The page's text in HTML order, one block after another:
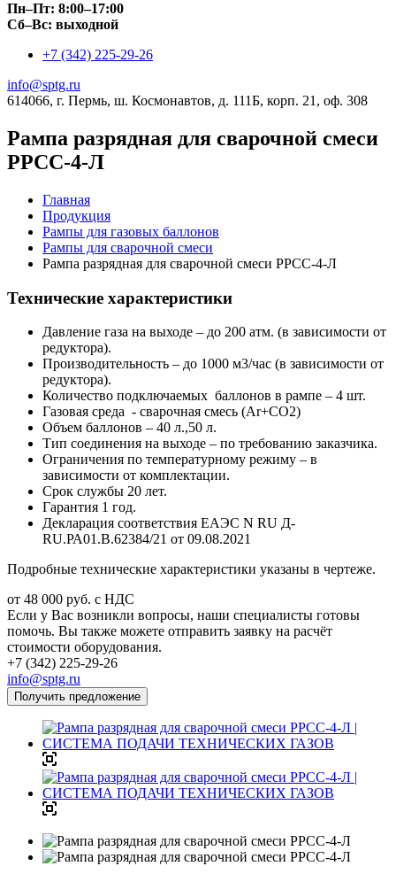
Пн–Пт: 8:00–17:00
Сб–Вс: выходной
+7 (342) 225-29-26
info@sptg.ru
614066, г. Пермь, ш. Космонавтов, д. 111Б, корп. 21, оф. 308
Рампа разрядная для сварочной смеси
РРСС-4-Л
Главная
Продукция
Рампы для газовых баллонов
Рампы для сварочной смеси
Рампа разрядная для сварочной смеси РРСС-4-Л
Технические характеристики
Давление газа на выходе – до 200 атм. (в зависимости от
редуктора).
Производительность – до 1000 м3/час (в зависимости от
редуктора).
Количество подключаемых баллонов в рампе – 4 шт.
Газовая среда - сварочная смесь (Ar+CO2)
Объем баллонов – 40 л.,50 л.
Тип соединения на выходе – по требованию заказчика.
Ограничения по температурному режиму – в
зависимости от комплектации.
Срок службы 20 лет.
Гарантия 1 год.
Декларация соответствия ЕАЭС N RU Д-
RU.РА01.В.62384/21 от 09.08.2021
Подробные технические характеристики указаны в чертеже.
от 48 000 руб. с НДС
Если у Вас возникли вопросы, наши специалисты готовы
помочь. Вы также можете отправить заявку на расчёт
стоимости оборудования.
+7 (342) 225-29-26
info@sptg.ru
Получить предложение